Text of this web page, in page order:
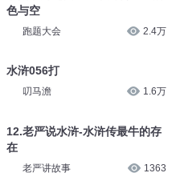
色与空
跑题大会 2.4万
水浒056打
叨马澹 1.6万
12.老严说水浒-水浒传最牛的存
在
老严讲故事 1363